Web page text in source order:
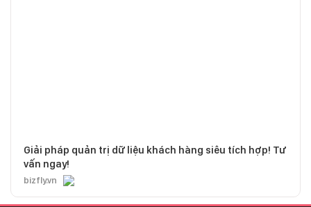
Giải pháp quản trị dữ liệu khách hàng siêu tích hợp! Tư
vấn ngay!
bizfly.vn